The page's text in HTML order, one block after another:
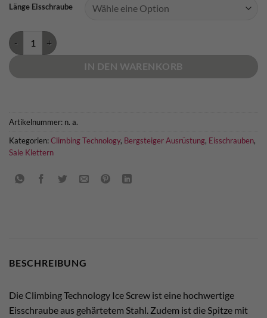
Länge Eisschraube
Climbing Technology Ice Screw Menge
IN DEN WARENKORB
Artikelnummer: n. a.
Kategorien:Climbing Technology, Bergsteiger Ausrüstung, Eisschrauben,
Sale Klettern
BESCHREIBUNG
Die Climbing Technology Ice Screw ist eine hochwertige
Eisschraube aus gehärtetem Stahl. Zudem ist die Spitze mit